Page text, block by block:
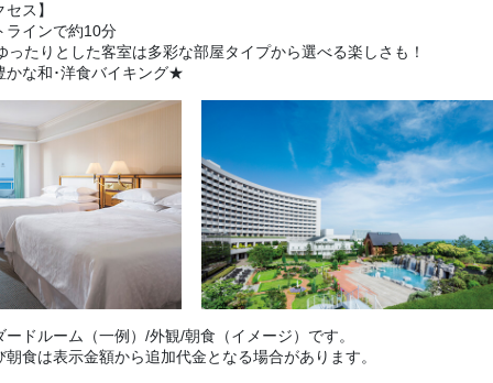
ス】
ラインで約10分
ったりとした客室は多彩な部屋タイプから選べる楽しさも！
かな和･洋食バイキング★
ードルーム（一例）/外観/朝食（イメージ）です。
食は表示金額から追加代金となる場合があります。